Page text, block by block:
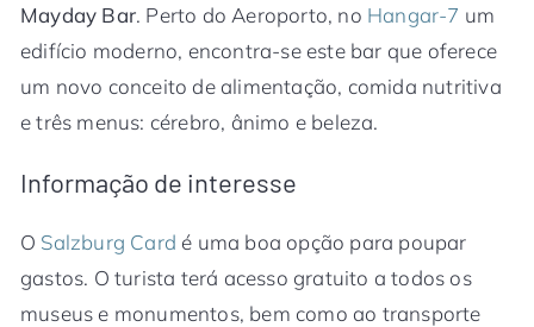
Mayday Bar. Perto do Aeroporto, no Hangar-7 um
edifício moderno, encontra-se este bar que oferece
um novo conceito de alimentação, comida nutritiva
e três menus: cérebro, ânimo e beleza.
Informação de interesse
O Salzburg Card é uma boa opção para poupar
gastos. O turista terá acesso gratuito a todos os
museus e monumentos, bem como ao transporte